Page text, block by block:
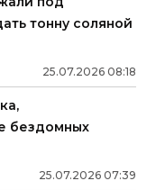
тонну соляной
25.07.2026 08:18
бездомных
25.07.2026 07:39